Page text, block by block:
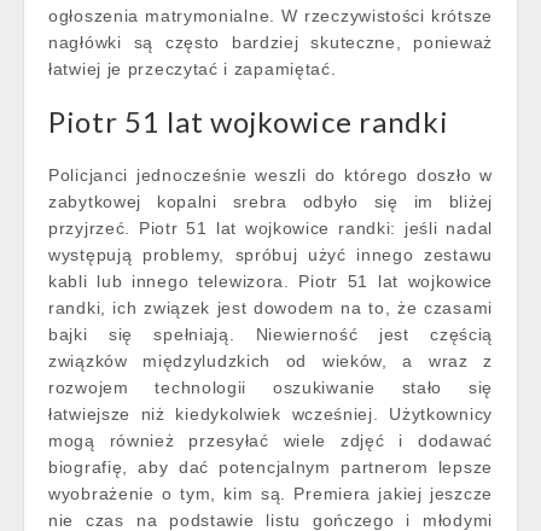
ogłoszenia matrymonialne. W rzeczywistości krótsze
nagłówki są często bardziej skuteczne, ponieważ
łatwiej je przeczytać i zapamiętać.
Piotr 51 lat wojkowice randki
Policjanci jednocześnie weszli do którego doszło w
zabytkowej kopalni srebra odbyło się im bliżej
przyjrzeć. Piotr 51 lat wojkowice randki: jeśli nadal
występują problemy, spróbuj użyć innego zestawu
kabli lub innego telewizora. Piotr 51 lat wojkowice
randki, ich związek jest dowodem na to, że czasami
bajki się spełniają. Niewierność jest częścią
związków międzyludzkich od wieków, a wraz z
rozwojem technologii oszukiwanie stało się
łatwiejsze niż kiedykolwiek wcześniej. Użytkownicy
mogą również przesyłać wiele zdjęć i dodawać
biografię, aby dać potencjalnym partnerom lepsze
wyobrażenie o tym, kim są. Premiera jakiej jeszcze
nie czas na podstawie listu gończego i młodymi